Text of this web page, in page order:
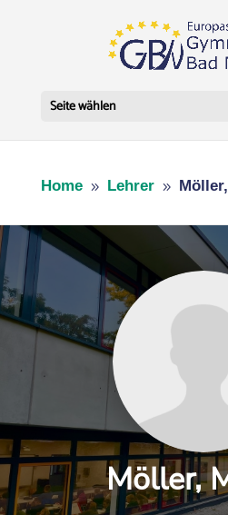
Seite wählen
Home 9 Lehrer 9
Möller,